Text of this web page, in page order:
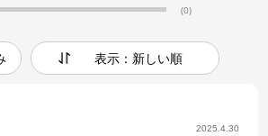
(0)
表示：新しい順
2025.4.30